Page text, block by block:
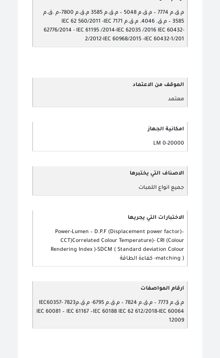
م.ق.م 7774 – م.ق.م 5048 – م.ق.م 3585 م.ق.م 7800–م .ق.م
3585 – م.ق. 4046. م.ق.م 7171 IEC 62 560/2011 -IEC
62776/2014 - IEC 61195 /2014-IEC 62035 /2016 IEC 60432-
2/2012-IEC 60968/2015 -IEC 60432-1/201
الموقف من الاعتماد
معتمد
امكانية الجهاز
0-20000 LM
الاصناف التي يختبرها
جميع انواع اللمبات
الاختبارات التي يجريها
Power-Lumen – D.P.F (Displacement power factor)–
CCT)Correlated Colour Temperature)- CRI (Colour
Rendering Index )-SDCM ( Standard deviation Colour
matching )- كفاءة الطاقة
ارقام المواصفات
م.ق.م 7773 – م.ق.م 7824 – م.ق.م 6795- م.ق.م7823 IEC60357-
IEC 60081 – IEC 61167 –IEC 60188 IEC 62 612/2018-IEC 60064
12009